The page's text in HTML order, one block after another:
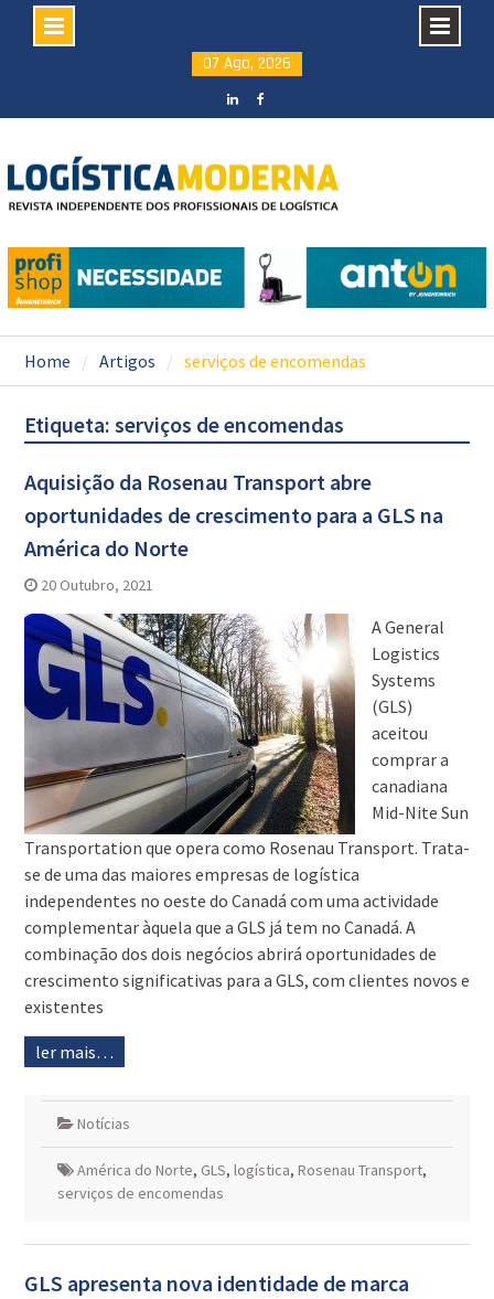
content
07 Ago, 2026
Home Artigos serviços de encomendas
Etiqueta: serviços de encomendas
Aquisição da Rosenau Transport abre
oportunidades de crescimento para a GLS na
América do Norte
20 Outubro, 2021
A General
Logistics
Systems
(GLS)
aceitou
comprar a
canadiana
Mid-Nite Sun
Transportation que opera como Rosenau Transport. Trata-
se de uma das maiores empresas de logística
independentes no oeste do Canadá com uma actividade
complementar àquela que a GLS já tem no Canadá. A
combinação dos dois negócios abrirá oportunidades de
crescimento significativas para a GLS, com clientes novos e
existentes
ler mais…
Notícias
América do Norte, GLS, logística, Rosenau Transport,
serviços de encomendas
GLS apresenta nova identidade de marca